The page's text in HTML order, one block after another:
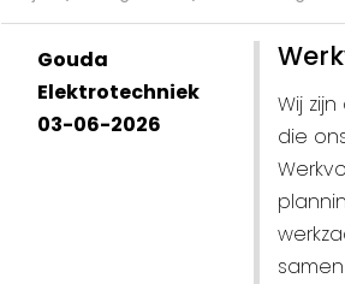
Gouda
Elektrotechniek
03-06-2026
Wij
die